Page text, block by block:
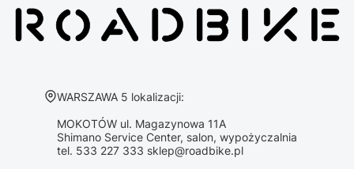
Adres:
WARSZAWA 5 lokalizacji:
MOKOTÓW ul. Magazynowa 11A
Shimano Service Center, salon, wypożyczalnia
tel. 533 227 333 sklep@roadbike.pl